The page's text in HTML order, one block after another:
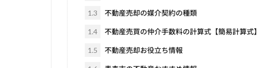
1.3 不動産売却の媒介契約の種類
1.4 不動産売買の仲介手数料の計算式【簡易計算式】
1.5 不動産売却お役立ち情報